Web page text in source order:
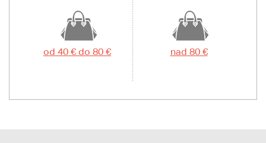
od 40 € do 80 € nad 80 €